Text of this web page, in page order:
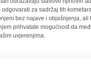
za sadržaj tih
bez najave i objašnjenja,
prihvatate mogućnost da
uvjerenjima.